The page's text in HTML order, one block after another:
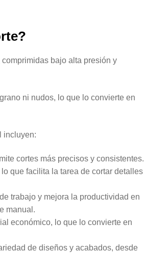
bajo alta presión y
ni nudos, lo que lo convierte en
incluyen:
cortes más precisos y consistentes.
que facilita la tarea de cortar detalles
trabajo y mejora la productividad en
manual.
económico, lo que lo convierte en
de diseños y acabados, desde